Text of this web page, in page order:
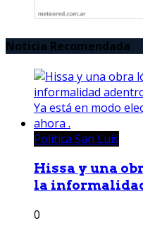
Noticia Recomendada
Política San Luis
Hissa y una
la
0